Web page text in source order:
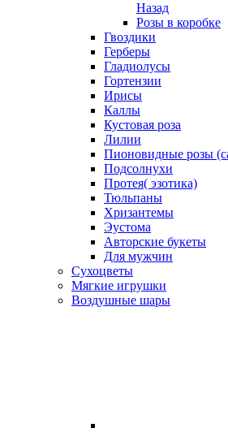
Назад
Розы в коробке
Гвоздики
Герберы
Гладиолусы
Гортензии
Ирисы
Каллы
Кустовая роза
Лилии
Пионовидные розы
Подсолнухи
Протея( эзотика)
Тюльпаны
Хризантемы
Эустома
Авторские букеты
Для мужчин
Сухоцветы
Мягкие игрушки
Воздушные шары